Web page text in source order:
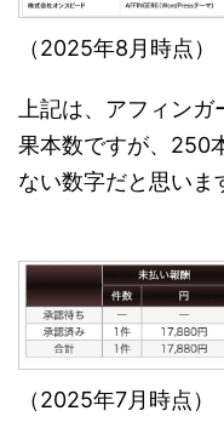
（2025年8月時点）
上記は、アフィン
果本数ですが、250
ない数字だと思いま
（2025年7月時点）